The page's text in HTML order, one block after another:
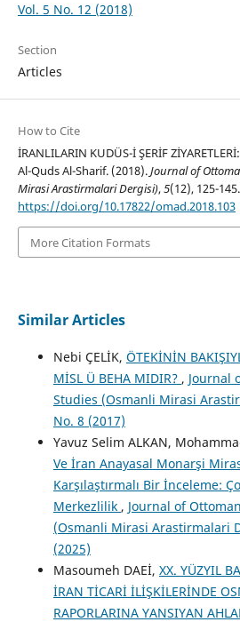
Vol. 5 No. 12 (2018)
Section
Articles
How to Cite
İRANLILARIN KUDÜS-İ ŞERİF
Al-Quds Al-Sharif. (2018).Journal of
Mirasi Arastirmalari Dergisi),5(12), 125-145.
https://doi.org/10.17822/omad.2018.103
More Citation Formats
Similar Articles
Nebi ÇELİK, ÖTEKİNİN
MİSL Ü BEHA MIDIR? , Journal
Studies (Osmanli Mirasi
No. 8 (2017)
Yavuz Selim ALKAN,
Ve İran Anayasal Monarşi
Karşılaştırmalı Bir İnceleme:
Merkezlilik , Journal of
(Osmanli Mirasi Arastirmalari
(2025)
Masoumeh DAEİ, XX. YÜZYIL
İRAN TİCARİ İLİŞKİLERİNDE
RAPORLARINA YANSIYAN